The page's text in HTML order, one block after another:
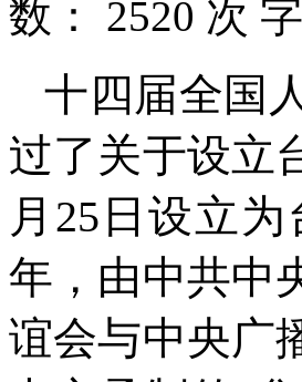
数： 2520 次
十四届全国
过了关于设立
月25日设立
年，由中共中
谊会与中央广